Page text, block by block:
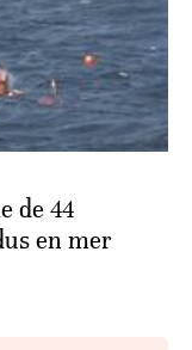
de 44
en mer